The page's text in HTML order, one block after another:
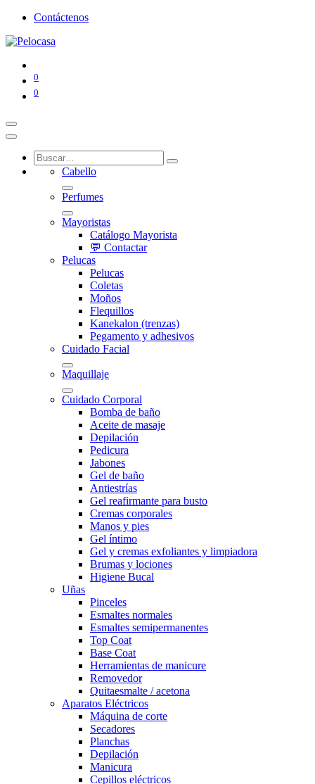
Contáctenos
0
0
Cabello
Perfumes
Mayoristas
Catálogo Mayorista
💬 Contactar
Pelucas
Pelucas
Coletas
Moños
Flequillos
Kanekalon (trenzas)
Pegamento y adhesivos
Cuidado Facial
Maquillaje
Cuidado Corporal
Bomba de baño
Aceite de masaje
Depilación
Pedicura
Jabones
Gel de baño
Antiestrías
Gel reafirmante para busto
Cremas corporales
Manos y pies
Gel íntimo
Gel y cremas exfoliantes y limpiadora
Brumas y lociones
Higiene Bucal
Uñas
Pinceles
Esmaltes normales
Esmaltes semipermanentes
Top Coat
Base Coat
Herramientas de manicure
Removedor
Quitaesmalte / acetona
Aparatos Eléctricos
Máquina de corte
Secadores
Planchas
Depilación
Manicura
Cepillos eléctricos